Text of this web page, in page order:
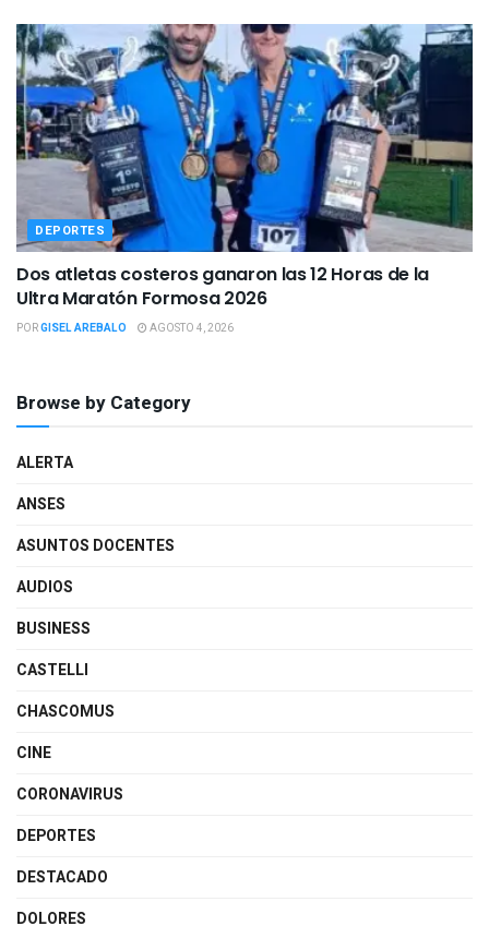
DEPORTES
Dos atletas costeros ganaron las 12 Horas de la
Ultra Maratón Formosa 2026
PORGISEL AREBALO AGOSTO 4, 2026
Browse by Category
ALERTA
ANSES
ASUNTOS DOCENTES
AUDIOS
BUSINESS
CASTELLI
CHASCOMUS
CINE
CORONAVIRUS
DEPORTES
DESTACADO
DOLORES